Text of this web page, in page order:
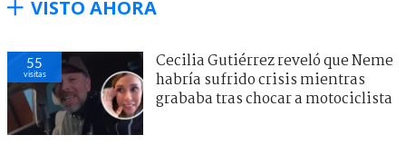
VISTO AHORA
55
visitas
Cecilia Gutiérrez reveló que Neme
habría sufrido crisis mientras
grababa tras chocar a motociclista